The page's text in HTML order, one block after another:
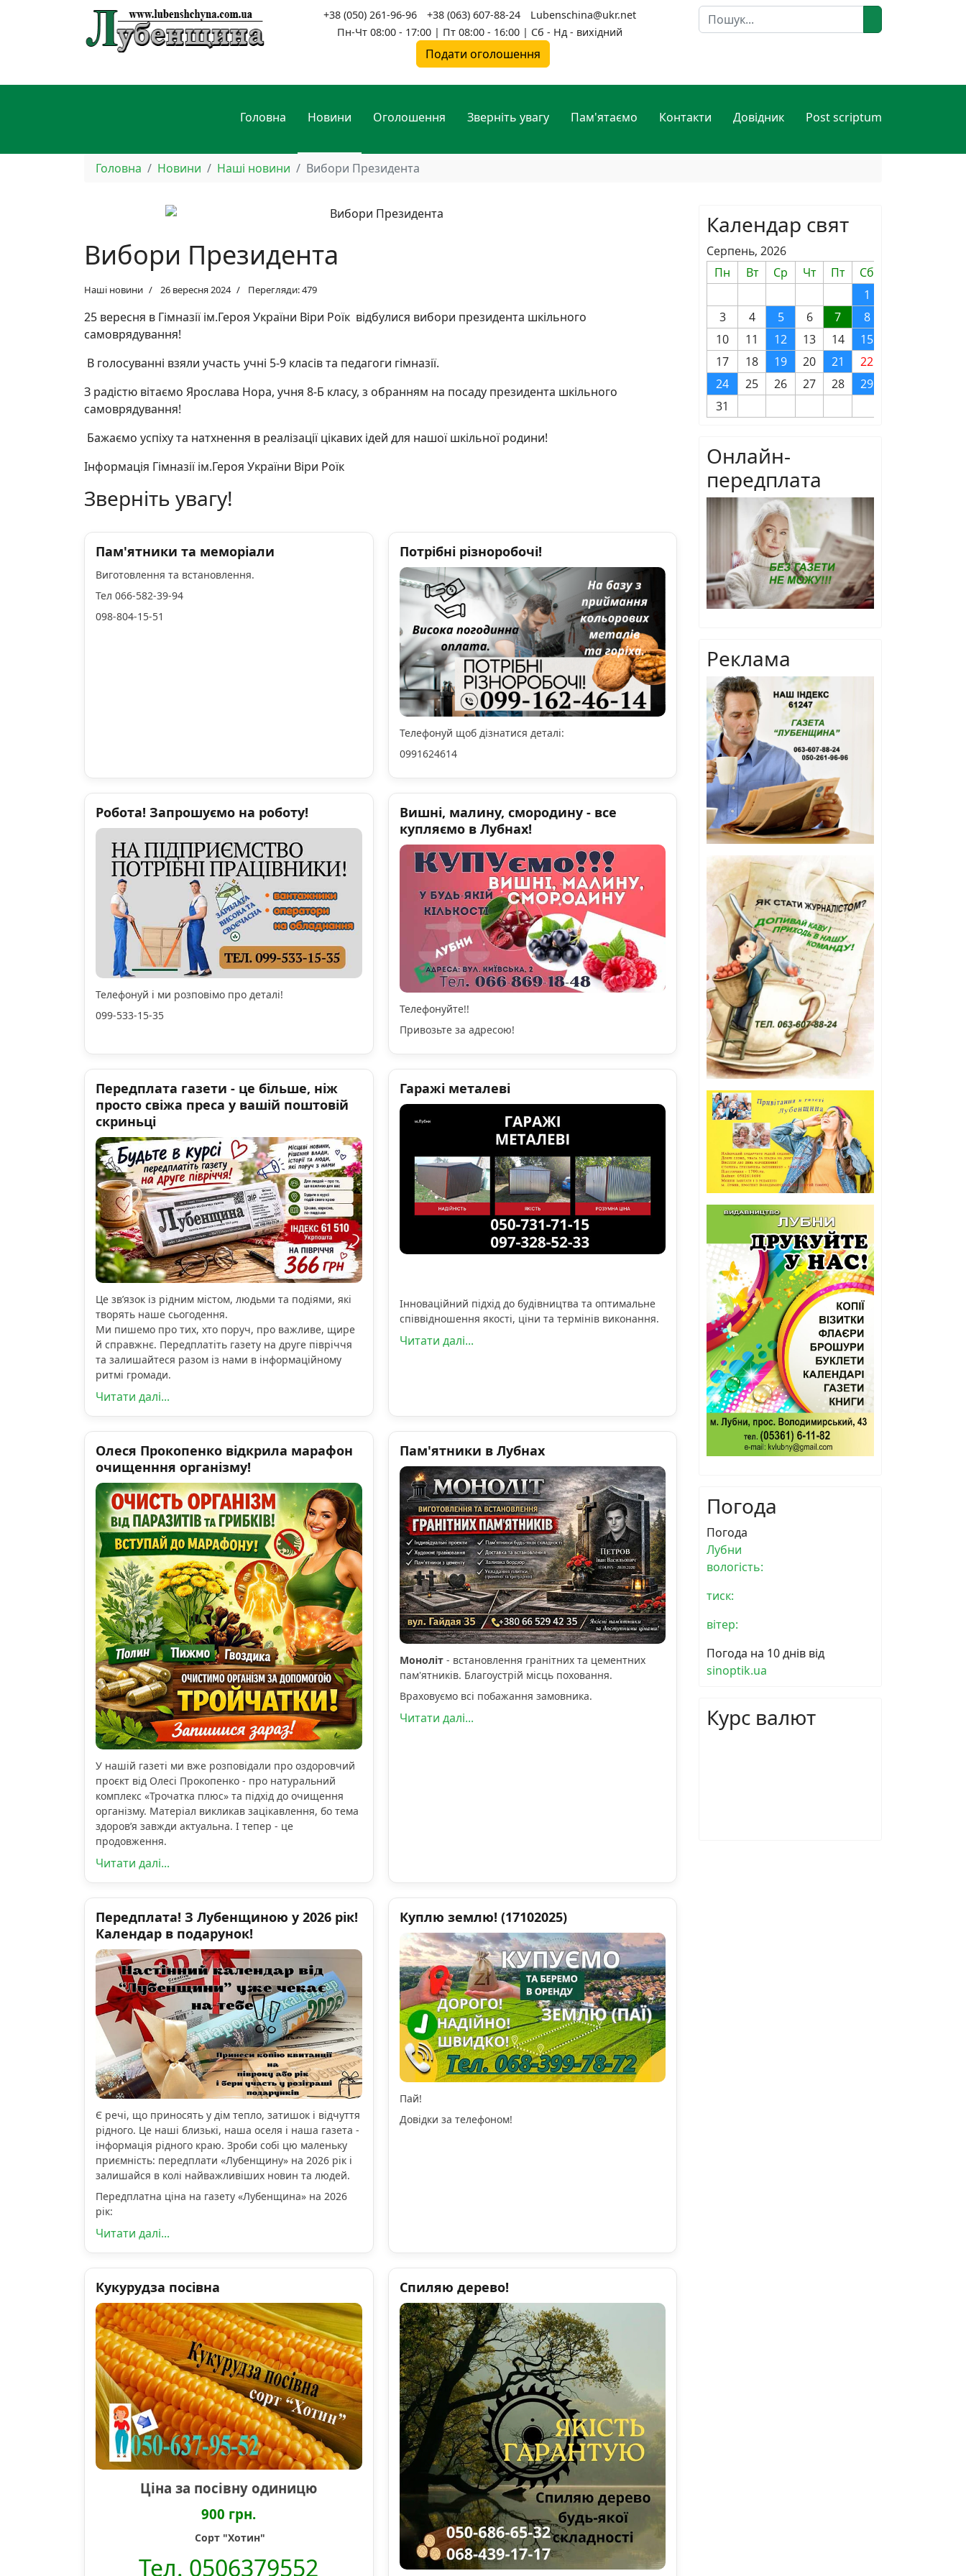
+38 (050) 261-96-96 +38 (063) 607-88-24
Lubenschina@ukr.net
Пн-Чт 08:00 - 17:00 | Пт 08:00 - 16:00 | Сб - Нд - вихідний
Подати оголошення
Пошук
Головна Новини Оголошення Зверніть увагу Пам'ятаємо Контакти Довідник Post scriptum
Головна Новини Наші новини Вибори Президента
Вибори Президента
Наші новини 26 вересня 2024 Перегляди: 479
25 вересня в Гімназії ім.Героя України Віри Роїк відбулися вибори президента шкільного
самоврядування!
В голосуванні взяли участь учні 5-9 класів та педагоги гімназії.
З радістю вітаємо Ярослава Нора, учня 8-Б класу, з обранням на посаду президента шкільного
самоврядування!
Бажаємо успіху та натхнення в реалізації цікавих ідей для нашої шкільної родини!
Інформація Гімназії ім.Героя України Віри Роїк
Зверніть увагу!
Пам'ятники та меморіали
Виготовлення та встановлення.
Тел 066-582-39-94
098-804-15-51
Потрібні різноробочі!
Телефонуй щоб дізнатися деталі:
0991624614
Робота! Запрошуємо на роботу!
Телефонуй і ми розповімо про деталі!
099-533-15-35
Вишні, малину, смородину - все
купляємо в Лубнах!
Телефонуйте!!
Привозьте за адресою!
Передплата газети - це більше, ніж
просто свіжа преса у вашій поштовій
скриньці
Це зв’язок із рідним містом, людьми та подіями, які
творять наше сьогодення.
Ми пишемо про тих, хто поруч, про важливе, щире
й справжнє. Передплатіть газету на друге півріччя
та залишайтеся разом із нами в інформаційному
ритмі громади.
Читати далі...
Гаражі металеві
Інноваційний підхід до будівництва та оптимальне
співвідношення якості, ціни та термінів виконання.
Читати далі...
Олеся Прокопенко відкрила марафон
очищенння організму!
У нашій газеті ми вже розповідали про оздоровчий
проєкт від Олесі Прокопенко - про натуральний
комплекс «Трочатка плюс» та підхід до очищення
організму. Матеріал викликав зацікавлення, бо тема
здоров’я завжди актуальна. І тепер - це
продовження.
Читати далі...
Пам'ятники в Лубнах
Моноліт- встановлення гранітних та цементних
пам'ятників. Благоустрій місць поховання.
Враховуємо всі побажання замовника.
Читати далі...
Передплата! З Лубенщиною у 2026 рік!
Календар в подарунок!
Є речі, що приносять у дім тепло, затишок і відчуття
рідного. Це наші близькі, наша оселя і наша газета -
інформація рідного краю. Зроби собі цю маленьку
приємність: передплати «Лубенщину» на 2026 рік і
залишайся в колі найважливіших новин та людей.
Передплатна ціна на газету «Лубенщина» на 2026
рік:
Читати далі...
Куплю землю! (17102025)
Пай!
Довідки за телефоном!
Кукурудза посівна
Ціна за посівну одиницю
900 грн.
Сорт "Хотин"
Тел. 0506379552
Спиляю дерево!
Календар свят
Серпень, 2026
Пн
Вт Ср Чт Пт Сб
1
3
4 5 6 7 8
10
11 12 13 14 15
17
18 19 20 21 22
24
25 26 27 28 29
31
Онлайн-
передплата
Реклама
Погода
Погода
Лубни
вологість:
тиск:
вітер:
Погода на 10 днів від
sinoptik.ua
Курс валют